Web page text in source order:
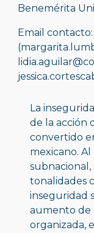
Benemérita
Email contacto:
La
de la acción
convertido
mexicano.
subnacional,
tonalidades
inseguridad
aumento de
organizada,